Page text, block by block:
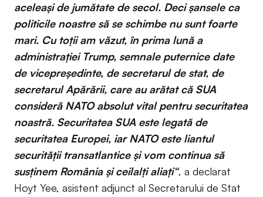
aceleași de jumătate de secol. Deci șansele ca
politicile noastre să se schimbe nu sunt foarte
mari. Cu toții am văzut, în prima lună a
administrației Trump, semnale puternice date
de vicepreședinte, de secretarul de stat, de
secretarul Apărării, care au arătat că SUA
consideră NATO absolut vital pentru securitatea
noastră. Securitatea SUA este legată de
securitatea Europei, iar NATO este liantul
securității transatlantice și vom continua să
susținem România și ceilalți aliați“, a declarat
Hoyt Yee, asistent adjunct al Secretarului de Stat